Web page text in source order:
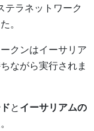
テラネットワーク
。
クンはイーサリア
ながら実行されま
と イーサリアムの